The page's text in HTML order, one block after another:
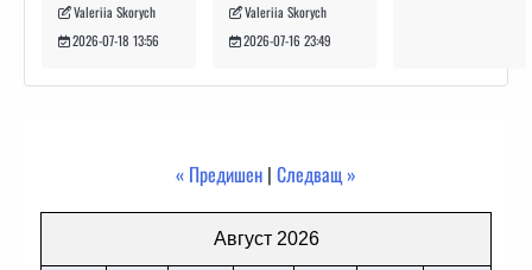
Valeriia Skorych
2026-07-18 13:56
Valeriia Skorych
2026-07-16 23:49
« Предишен | Следващ »
Август 2026